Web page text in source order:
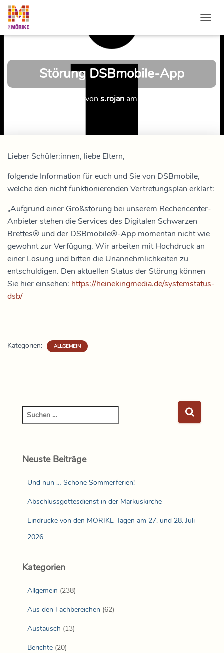
Störung DSBmobile-App
Veröffentlicht von s.rojan am
Lieber Schüler:innen, liebe Eltern,
folgende Information für euch und Sie von DSBmobile,
welche den nicht funktionierenden Vertretungsplan erklärt:
„Aufgrund einer Großstörung bei unserem Rechencenter-
Anbieter stehen die Services des Digitalen Schwarzen
Brettes® und der DSBmobile®-App momentan nicht wie
gewohnt zur Verfügung. Wir arbeiten mit Hochdruck an
einer Lösung und bitten die Unannehmlichkeiten zu
entschuldigen. Den aktuellen Status der Störung können
Sie hier einsehen: https://heinekingmedia.de/systemstatus-
dsb/
Kategorien: ALLGEMEIN
Neuste Beiträge
Und nun … Schöne Sommerferien!
Abschlussgottesdienst in der Markuskirche
Eindrücke von den MÖRIKE-Tagen am 27. und 28. Juli
2026
Kategorien
Allgemein (238)
Aus den Fachbereichen (62)
Austausch (13)
Berichte (20)